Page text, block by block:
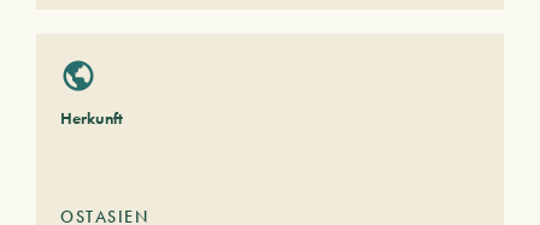
Herkunft
OSTASIEN